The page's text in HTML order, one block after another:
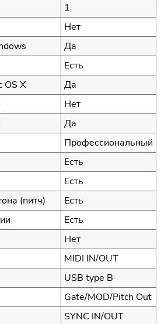
1
Нет
Да
Есть
OS X
Да
Нет
Да
Профессиональный
Есть
Есть
(питч)
Есть
Есть
Нет
MIDI IN/OUT
USB type B
Gate/MOD/Pitch Out
SYNC IN/OUT